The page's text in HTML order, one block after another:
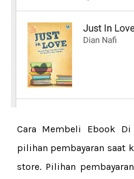
Cara Membeli Ebook Di
pilihan pembayaran
store. Pilihan